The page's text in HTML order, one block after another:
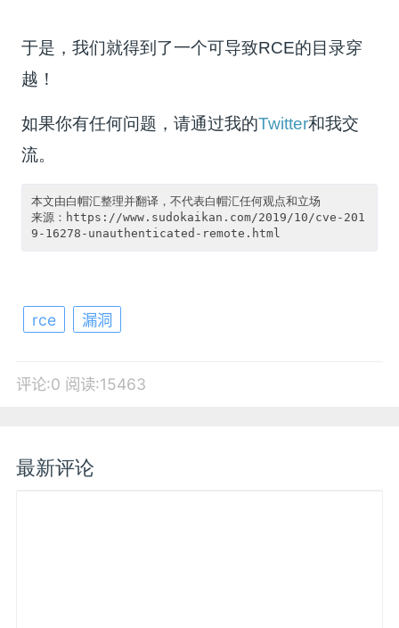
于是，我们就得到了一个可导致RCE的目录穿
越！
如果你有任何问题，请通过我的Twitter和我交
流。
本文由白帽汇整理并翻译，不代表白帽汇任何观点和立场
来源：https://www.sudokaikan.com/2019/10/cve-201
rce 漏洞
评论:0 阅读:15463
最新评论